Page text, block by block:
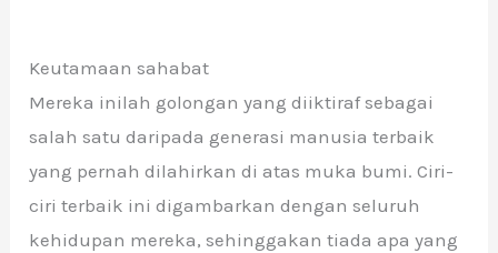
Keutamaan sahabat
Mereka inilah golongan yang diiktiraf sebagai
salah satu daripada generasi manusia terbaik
yang pernah dilahirkan di atas muka bumi. Ciri-
ciri terbaik ini digambarkan dengan seluruh
kehidupan mereka, sehinggakan tiada apa yang